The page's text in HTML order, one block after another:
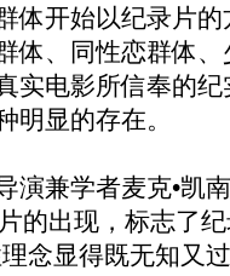
体开始以纪录片
体、同性恋群体
实电影所信奉的
明显的存在。
兼学者麦克•凯
的出现，标志了
念显得既无知又